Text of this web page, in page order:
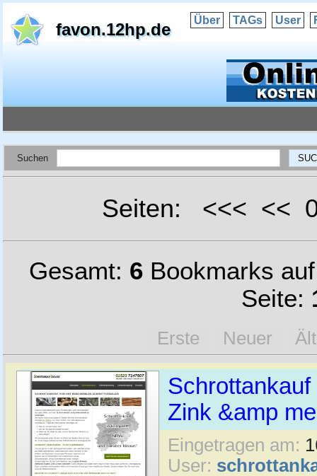
favon.12hp.de Über TAGs User
Suchen
Seiten: <<< <<
Gesamt: 6Bookmarks
Seite:
Erste Neuer
Schrottankauf
Zink &amp
Eingetragen am:
User: